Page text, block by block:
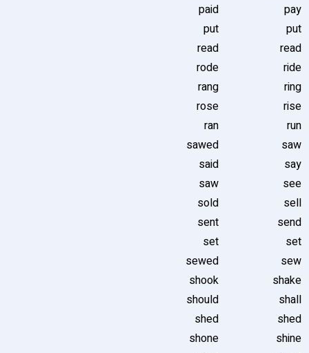
pay
paid
put
put
read
read
ride
rode
ring
rang
rise
rose
run
ran
saw
sawed
say
said
see
saw
sell
sold
send
sent
set
set
sew
sewed
shake
shook
shall
should
shed
shed
shine
shone